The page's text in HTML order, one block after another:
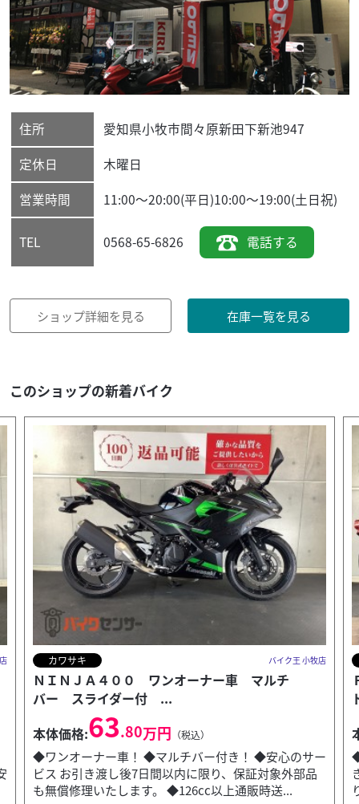
住所 愛知県小牧市間々原新田下新池947
定休日
木曜日
営業時間
11:00～20:00(平日)10:00～19:00(土日祝)
TEL 0568-65-6826 電話する
ショップ詳細を見る 在庫一覧を見る
このショップの新着バイク
ハーレーダビッドソン バイク王 小牧店
ＦＸＬＲ１７５０ スクリーン エンジンガー
ド サドルバック付...
本体価格:155.80万円（税込）
◆スクリーン・エンジンガード！ ◆サドルバック付
き！ ◆安心のサービス お引き渡し後7日間以内に限
り、保証対象外部品も無償修理いたします。 ◆126c...